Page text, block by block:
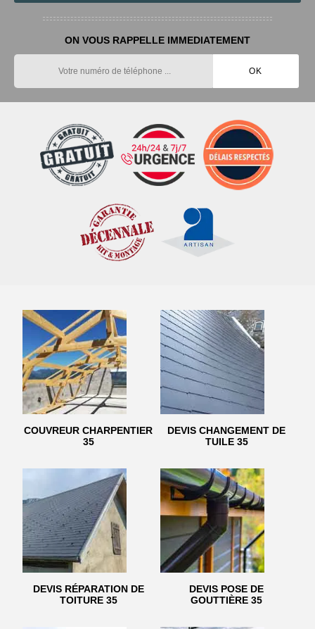
ON VOUS RAPPELLE IMMEDIATEMENT
COUVREUR CHARPENTIER
35
DEVIS CHANGEMENT DE
TUILE 35
DEVIS RÉPARATION DE
TOITURE 35
DEVIS POSE DE
GOUTTIÈRE 35